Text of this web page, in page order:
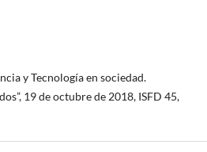
y Tecnología en sociedad.
19 de octubre de 2018, ISFD 45,